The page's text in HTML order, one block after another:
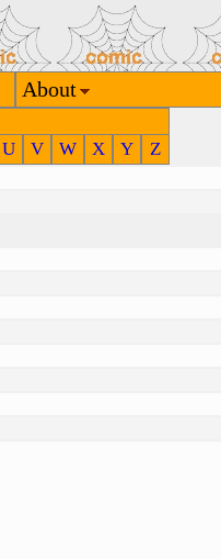
About
U V W X Y Z